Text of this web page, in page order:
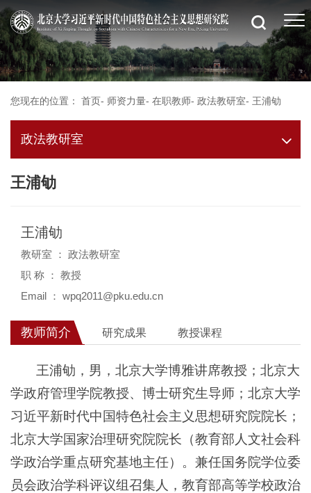
您现在的位置： 首页- 师资力量- 在职教师- 政法教研室- 王浦劬
政法教研室
王浦劬
王浦劬
教研室 ： 政法教研室
职 称 ： 教授
Email ： wpq2011@pku.edu.cn
教师简介 研究成果 教授课程
王浦劬，男，北京大学博雅讲席教授；北京大
学政府管理学院教授、博士研究生导师；北京大学
习近平新时代中国特色社会主义思想研究院院长；
北京大学国家治理研究院院长（教育部人文社会科
学政治学重点研究基地主任）。兼任国务院学位委
员会政治学科评议组召集人，教育部高等学校政治